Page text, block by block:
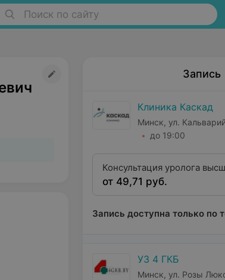
Поиск по сайту
Запись
Клиника Каскад
Минск, ул.
до 19:00
Консультация уролога
квалификационной
от 49,71 руб.
Запись доступна только по
УЗ 4 ГКБ
Минск, ул. Розы